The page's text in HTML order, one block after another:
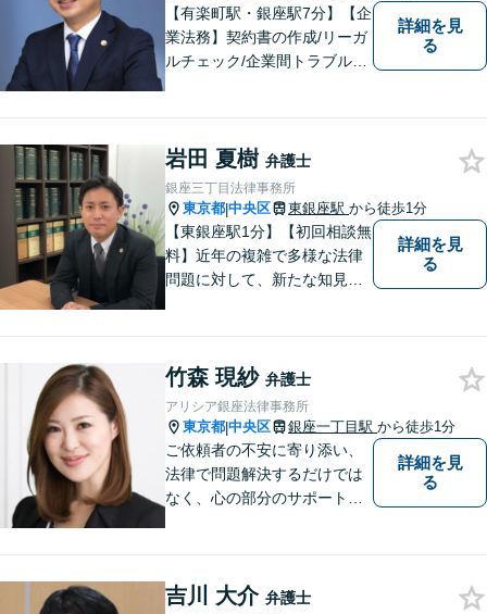
す。
【有楽町駅・銀座駅7分】【企
業法務】契約書の作成/リーガ
ルチェック/企業間トラブルな
償請求/調査力と交渉力に自信
があります【完全個室で対
応】【WEB面談可能】
詳細を見
る
岩田 夏樹 弁護士
銀座三丁目法律事務所
東京都|中央区 東銀座駅 から徒歩1分
【東銀座駅1分】【初回相談無
料】近年の複雑で多様な法律
問題に対して、新たな知見を
力いたします。【電話・メー
ル相談可】
詳細を見
る
竹森 現紗 弁護士
アリシア銀座法律事務所
東京都|中央区 銀座一丁目駅 から徒歩1分
ご依頼者の不安に寄り添い、
法律で問題解決するだけでは
なく、心の部分のサポートま
詳細を見
る
吉川 大介 弁護士